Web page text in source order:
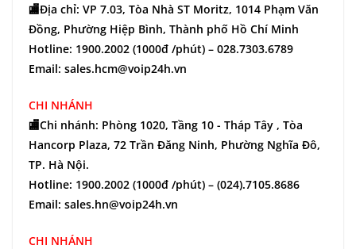
🏬Địa chỉ: VP 7.03, Tòa Nhà ST Moritz, 1014 Phạm Văn
Đồng, Phường Hiệp Bình, Thành phố Hồ Chí Minh
Hotline: 1900.2002 (1000đ /phút) – 028.7303.6789
Email: sales.hcm@voip24h.vn
CHI NHÁNH
🏬Chi nhánh: Phòng 1020, Tầng 10 - Tháp Tây , Tòa
Hancorp Plaza, 72 Trần Đăng Ninh, Phường Nghĩa Đô,
TP. Hà Nội.
Hotline: 1900.2002 (1000đ /phút) – (024).7105.8686
Email: sales.hn@voip24h.vn
CHI NHÁNH